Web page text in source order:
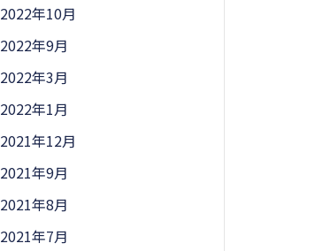
2022年10月
2022年9月
2022年3月
2022年1月
2021年12月
2021年9月
2021年8月
2021年7月